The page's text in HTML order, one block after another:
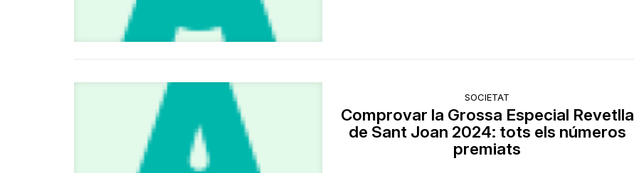
SOCIETAT
Comprovar la Grossa Especial Revetlla
de Sant Joan 2024: tots els números
premiats